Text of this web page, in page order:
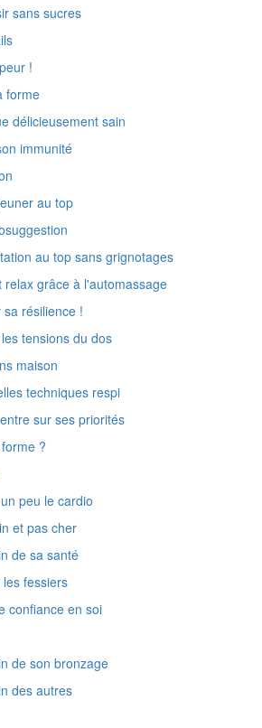
sans sucres
!
forme
délicieusement sain
immunité
au top
au top sans grignotages
relax grâce à l'automassage
sa résilience !
tensions du dos
maison
techniques respi
sur ses priorités
?
peu le cardio
et pas cher
de sa santé
fessiers
confiance en soi
de son bronzage
des autres